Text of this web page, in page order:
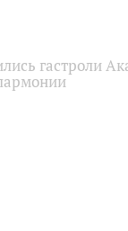
гастроли